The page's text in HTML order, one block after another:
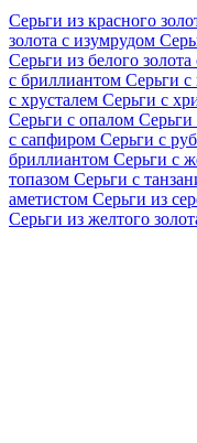
Серьги из красного
золота с изумрудом
Серьги из белого
с бриллиантом Серьги
с хрусталем Серьги с
Серьги с опалом Серьги
с сапфиром Серьги с
бриллиантом Серьги с
топазом Серьги с
аметистом Серьги из
Серьги из желтого